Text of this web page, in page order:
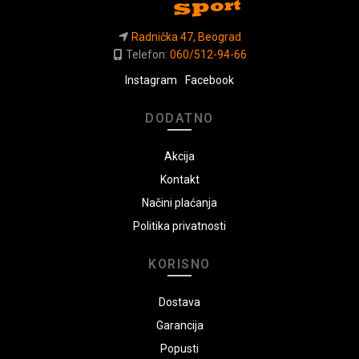
Radnička 47, Beograd
Telefon: 060/512-94-66
Instagram
Facebook
DODATNO
Akcija
Kontakt
Načini plaćanja
Politika privatnosti
KORISNO
Dostava
Garancija
Popusti